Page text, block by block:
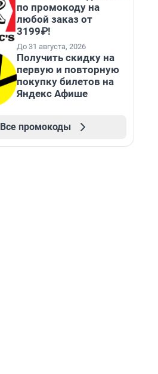
по промокоду на
любой заказ от
3199₽!
До 31 августа, 2026
Получить скидку на
первую и повторную
покупку билетов на
Яндекс Афише
Все промокоды